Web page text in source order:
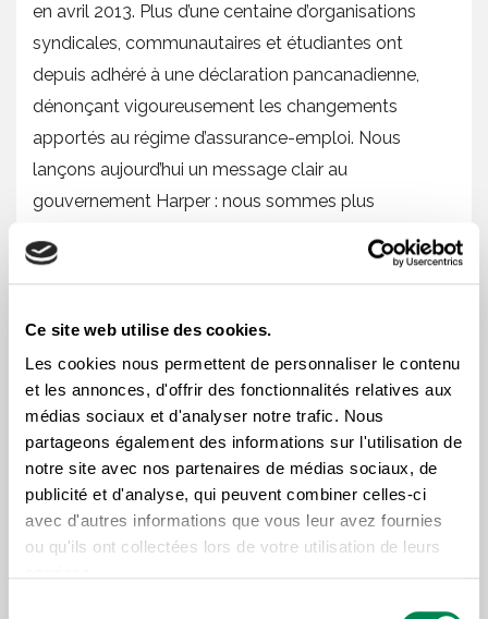
Ce site web utilise des cookies.
Les cookies nous permettent de personnaliser le contenu
et les annonces, d'offrir des fonctionnalités relatives aux
médias sociaux et d'analyser notre trafic. Nous
partageons également des informations sur l'utilisation de
notre site avec nos partenaires de médias sociaux, de
publicité et d'analyse, qui peuvent combiner celles-ci
avec d'autres informations que vous leur avez fournies
ou qu'ils ont collectées lors de votre utilisation de leurs
en avril 2013. Plus d’une centaine d’organisations
syndicales, communautaires et étudiantes ont
depuis adhéré à une déclaration pancanadienne,
dénonçant vigoureusement les changements
apportés au régime d’assurance-emploi. Nous
lançons aujourd’hui un message clair au
gouvernement Harper : nous sommes plus
déclarent les représentants et représentantes des
Un enjeu électoral pour
2015
Rappelons que les 5 et 6 mars derniers, une
trentaine de représentantes et représentants